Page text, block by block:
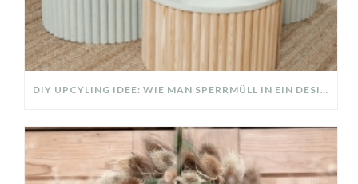
DIY UPCYLING IDEE: WIE MAN SPERRMÜLL IN EIN DESIGNER TEIL VERWANDELT